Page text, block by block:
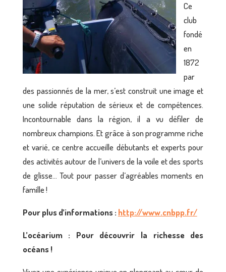
Ce
club
fondé
en
1872
par
des passionnés de la mer, s’est construit une image et
une solide réputation de sérieux et de compétences.
Incontournable dans la région, il a vu défiler de
nombreux champions. Et grâce à son programme riche
et varié, ce centre accueille débutants et experts pour
des activités autour de l’univers de la voile et des sports
de glisse… Tout pour passer d’agréables moments en
famille !
Pour plus d’informations : http://www.cnbpp.fr/
L’océarium : Pour découvrir la richesse des
océans !